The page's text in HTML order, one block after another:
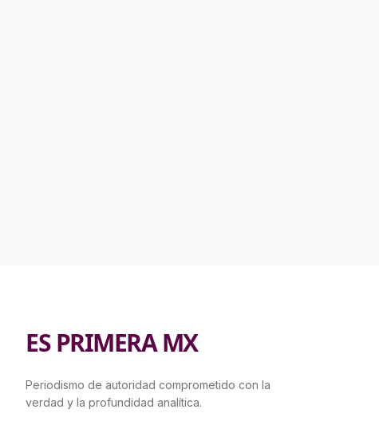
ES PRIMERA MX
Periodismo de autoridad comprometido con la
verdad y la profundidad analítica.